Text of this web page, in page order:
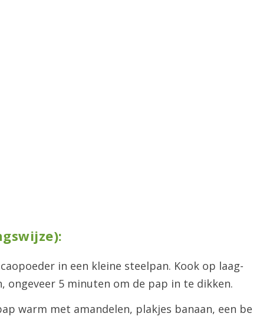
in een kleine steelpan. Kook op laag-
ongeveer 5 minuten om de pap in te dikken.
warm met amandelen, plakjes banaan, een